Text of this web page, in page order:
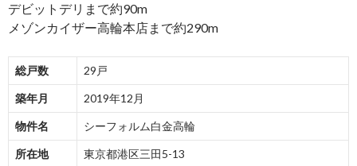
デビットデリまで約90m
メゾンカイザー高輪本店まで約290m
総戸数 29戸
築年月 2019年12月
物件名 シーフォルム白金高輪
所在地 東京都港区三田5-13